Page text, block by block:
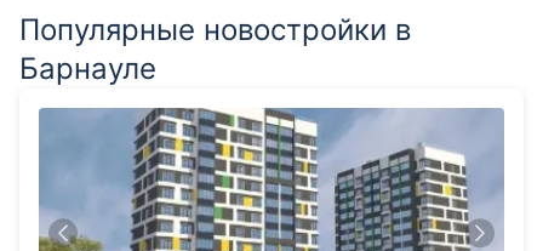
Популярные новостройки в
Барнауле